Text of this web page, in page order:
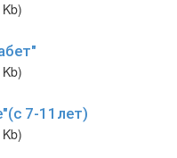
7-11лет)